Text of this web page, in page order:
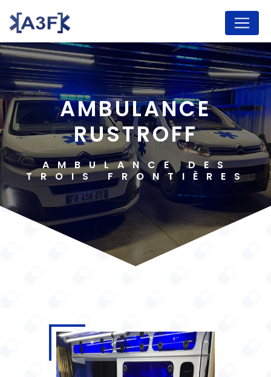
AMBULANCE
RUSTROFF
AMBULANCE DES
TROIS FRONTIÈRES